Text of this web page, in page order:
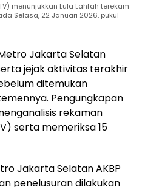
menunjukkan Lula Lahfah terekam
Selasa, 22 Januari 2026, pukul
Jakarta Selatan
jejak aktivitas terakhir
ditemukan
Pengungkapan
rekaman
serta memeriksa 15
Jakarta Selatan AKBP
penelusuran dilakukan